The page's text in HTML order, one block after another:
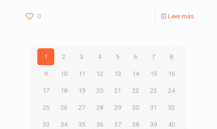
0 Leer más
1 2 3 4 5 6 7 8
9 10 11 12 13 14 15 16
17 18 19 20 21 22 23 24
25 26 27 28 29 30 31 32
33 34 35 36 37 38 39 40